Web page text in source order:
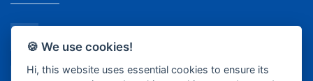
+420 737 218 679
info@bkopava.cz
🍪 We use cookies!
Hi, this website uses essential cookies to ensure its